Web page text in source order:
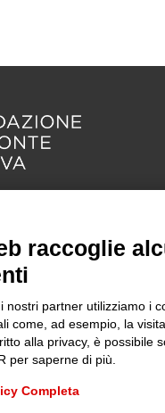
raccoglie
nostri partner utilizziamo i
come, ad esempio, la
alla privacy, è possibile
per saperne di più.
Completa